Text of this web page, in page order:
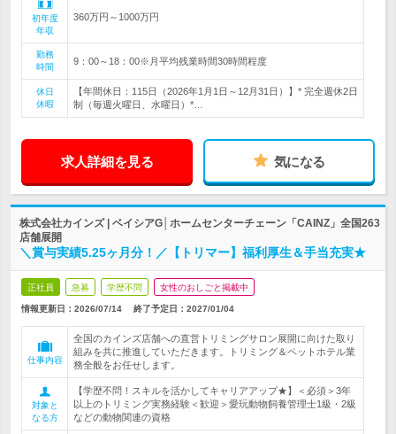
初年度
年収
360万円～1000万円
勤務
時間
9：00～18：00※月平均残業時間30時間程度
休日
休暇
【年間休日：115日（2026年1月1日～12月31日）】* 完全週休2日
制（毎週火曜日、水曜日）*…
求人詳細を見る 気になる
株式会社カインズ | ベイシアG│ホームセンターチェーン「CAINZ」全国263
店舗展開
＼賞与実績5.25ヶ月分！／【トリマー】福利厚生＆手当充実★
正社員 急募 学歴不問 女性のおしごと掲載中
情報更新日：2026/07/14 終了予定日： 2027/01/04
仕事内容
全国のカインズ店舗への直営トリミングサロン展開に向けた取り
組みを共に推進していただきます。トリミング＆ペットホテル業
務全般をお任せします。
対象と
なる方
【学歴不問！スキルを活かしてキャリアアップ★】＜必須＞3年
以上のトリミング実務経験＜歓迎＞愛玩動物飼養管理士1級・2級
などの動物関連の資格